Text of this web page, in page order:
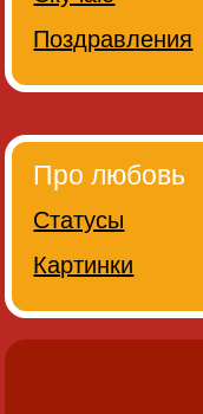
Поздравления
Про любовь
Статусы
Картинки